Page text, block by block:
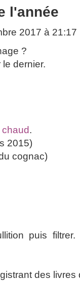
l'année
2017 à 21:17
?
dernier.
.
2015)
cognac)
puis
des livres